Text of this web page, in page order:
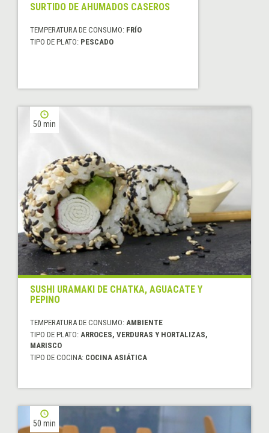
SURTIDO DE AHUMADOS CASEROS
TEMPERATURA DE CONSUMO: FRÍO
TIPO DE PLATO: PESCADO
50 min
SUSHI URAMAKI DE CHATKA, AGUACATE Y
PEPINO
TEMPERATURA DE CONSUMO: AMBIENTE
TIPO DE PLATO: ARROCES, VERDURAS Y HORTALIZAS,
MARISCO
TIPO DE COCINA: COCINA ASIÁTICA
50 min